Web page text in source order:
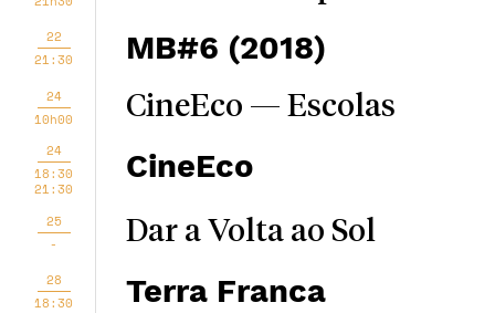
22
21:30
MB#6 (2018)
24
10h00
CineEco — Escolas
24
18:30
21:30
CineEco
25
-
Dar a Volta ao Sol
28
18:30
Terra Franca